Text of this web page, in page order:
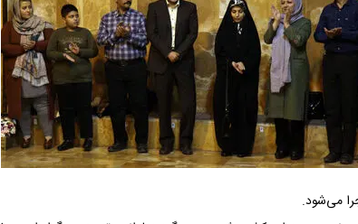
می‌شود.